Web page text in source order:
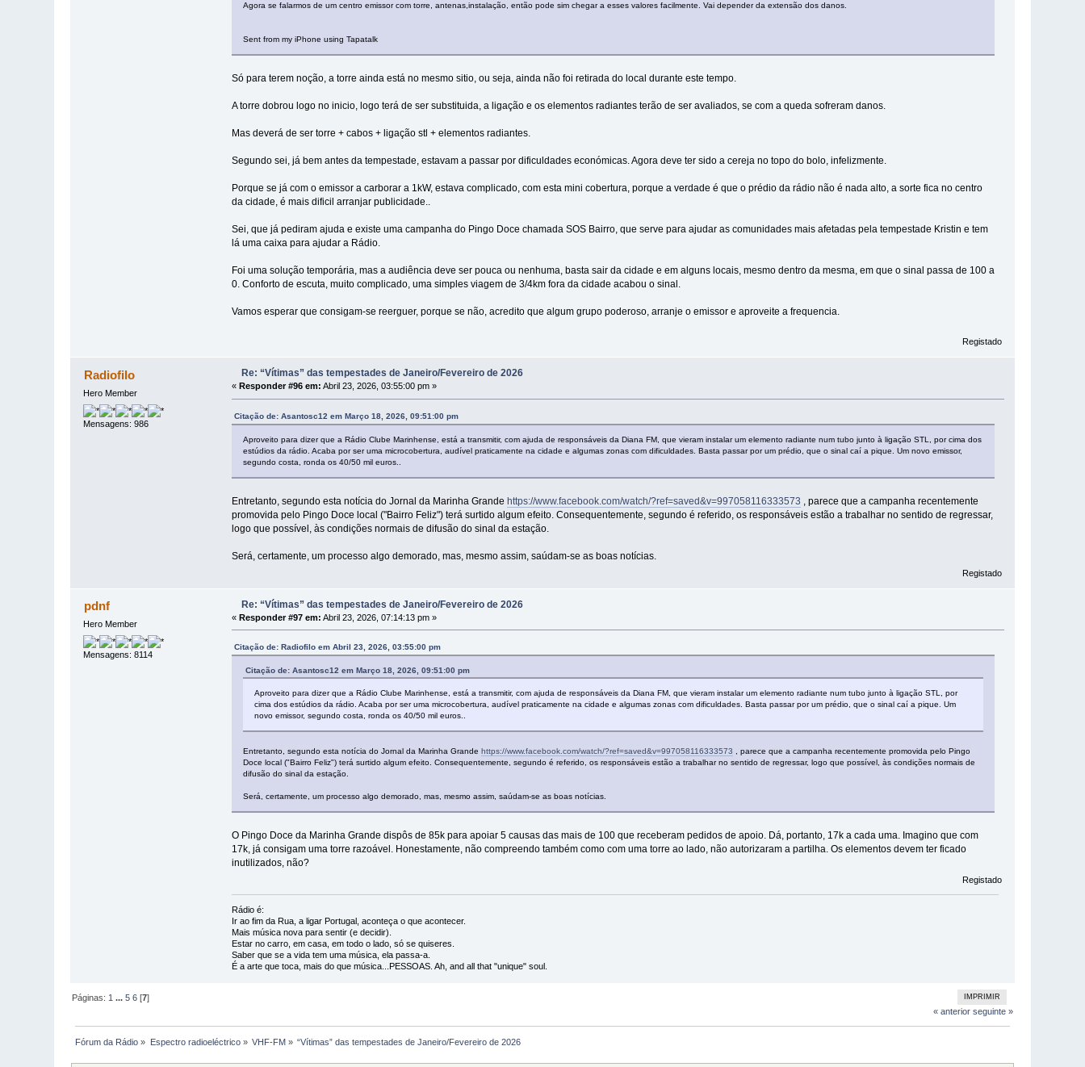
Agora se falarmos de um centro emissor com torre, antenas,instalação, então pode sim chegar a esses valores facilmente. Vai depender da extensão dos danos.
Sent from my iPhone using Tapatalk
Só para terem noção, a torre ainda está no mesmo sitio, ou seja, ainda não foi retirada do local durante este tempo.
A torre dobrou logo no inicio, logo terá de ser substituida, a ligação e os elementos radiantes terão de ser avaliados, se com a queda sofreram danos.
Mas deverá de ser torre + cabos + ligação stl + elementos radiantes.
Segundo sei, já bem antes da tempestade, estavam a passar por dificuldades económicas. Agora deve ter sido a cereja no topo do bolo, infelizmente.
Porque se já com o emissor a carborar a 1kW, estava complicado, com esta mini cobertura, porque a verdade é que o prédio da rádio não é nada alto, a sorte fica no centro
da cidade, é mais dificil arranjar publicidade..
Sei, que já pediram ajuda e existe uma campanha do Pingo Doce chamada SOS Bairro, que serve para ajudar as comunidades mais afetadas pela tempestade Kristin e tem
lá uma caixa para ajudar a Rádio.
Foi uma solução temporária, mas a audiência deve ser pouca ou nenhuma, basta sair da cidade e em alguns locais, mesmo dentro da mesma, em que o sinal passa de 100 a
0. Conforto de escuta, muito complicado, uma simples viagem de 3/4km fora da cidade acabou o sinal.
Vamos esperar que consigam-se reerguer, porque se não, acredito que algum grupo poderoso, arranje o emissor e aproveite a frequencia.
Registado
Radiofilo
Hero Member
Mensagens: 986
Re: “Vítimas” das tempestades de Janeiro/Fevereiro de 2026
« Responder #96 em: Abril 23, 2026, 03:55:00 pm »
Citação de: Asantosc12 em Março 18, 2026, 09:51:00 pm
Aproveito para dizer que a Rádio Clube Marinhense, está a transmitir, com ajuda de responsáveis da Diana FM, que vieram instalar um elemento radiante num tubo junto à ligação STL, por cima dos
estúdios da rádio. Acaba por ser uma microcobertura, audível praticamente na cidade e algumas zonas com dificuldades. Basta passar por um prédio, que o sinal caí a pique. Um novo emissor,
segundo costa, ronda os 40/50 mil euros..
Entretanto, segundo esta notícia do Jornal da Marinha Grande https://www.facebook.com/watch/?ref=saved&v=997058116333573 , parece que a campanha recentemente
promovida pelo Pingo Doce local ("Bairro Feliz") terá surtido algum efeito. Consequentemente, segundo é referido, os responsáveis estão a trabalhar no sentido de regressar,
logo que possível, às condições normais de difusão do sinal da estação.
Será, certamente, um processo algo demorado, mas, mesmo assim, saúdam-se as boas notícias.
Registado
pdnf
Hero Member
Mensagens: 8114
Re: “Vítimas” das tempestades de Janeiro/Fevereiro de 2026
« Responder #97 em: Abril 23, 2026, 07:14:13 pm »
Citação de: Radiofilo em Abril 23, 2026, 03:55:00 pm
Citação de: Asantosc12 em Março 18, 2026, 09:51:00 pm
Aproveito para dizer que a Rádio Clube Marinhense, está a transmitir, com ajuda de responsáveis da Diana FM, que vieram instalar um elemento radiante num tubo junto à ligação STL, por
cima dos estúdios da rádio. Acaba por ser uma microcobertura, audível praticamente na cidade e algumas zonas com dificuldades. Basta passar por um prédio, que o sinal caí a pique. Um
novo emissor, segundo costa, ronda os 40/50 mil euros..
Entretanto, segundo esta notícia do Jornal da Marinha Grande https://www.facebook.com/watch/?ref=saved&v=997058116333573 , parece que a campanha recentemente promovida pelo Pingo
Doce local ("Bairro Feliz") terá surtido algum efeito. Consequentemente, segundo é referido, os responsáveis estão a trabalhar no sentido de regressar, logo que possível, às condições normais de
difusão do sinal da estação.
Será, certamente, um processo algo demorado, mas, mesmo assim, saúdam-se as boas notícias.
O Pingo Doce da Marinha Grande dispôs de 85k para apoiar 5 causas das mais de 100 que receberam pedidos de apoio. Dá, portanto, 17k a cada uma. Imagino que com
17k, já consigam uma torre razoável. Honestamente, não compreendo também como com uma torre ao lado, não autorizaram a partilha. Os elementos devem ter ficado
inutilizados, não?
Registado
Rádio é:
Ir ao fim da Rua, a ligar Portugal, aconteça o que acontecer.
Mais música nova para sentir (e decidir).
Estar no carro, em casa, em todo o lado, só se quiseres.
Saber que se a vida tem uma música, ela passa-a.
É a arte que toca, mais do que música...PESSOAS. Ah, and all that "unique" soul.
IMPRIMIR
Páginas: 1 ...5 6 [7]
« anterior seguinte »
Fórum da Rádio » Espectro radioeléctrico» VHF-FM » “Vítimas” das tempestades de Janeiro/Fevereiro de 2026